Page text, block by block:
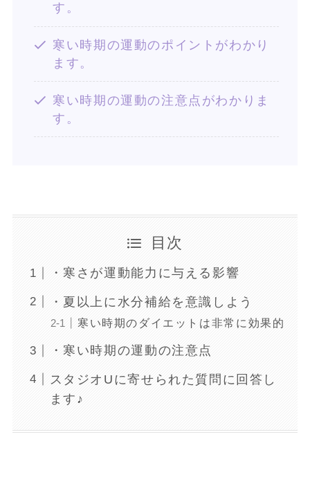
す。
寒い時期の運動のポイントがわかり
ます。
寒い時期の運動の注意点がわかりま
す。
目次
・寒さが運動能力に与える影響
・夏以上に水分補給を意識しよう
寒い時期のダイエットは非常に効果的
・寒い時期の運動の注意点
スタジオUに寄せられた質問に回答し
ます♪